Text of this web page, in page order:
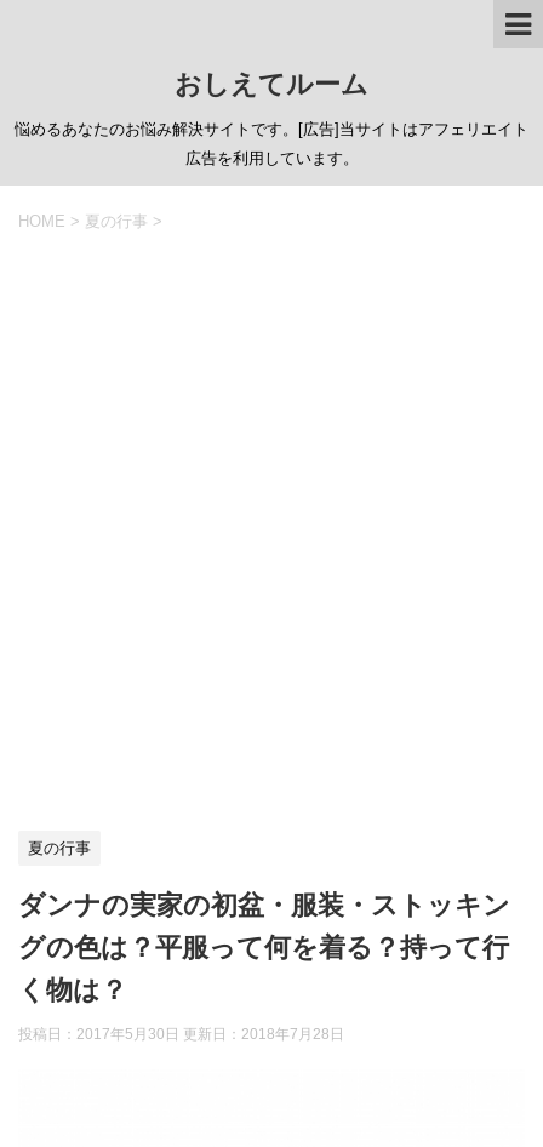
おしえてルーム
悩めるあなたのお悩み解決サイトです。[広告]当サイトはアフェリエイト
広告を利用しています。
HOME > 夏の行事 >
夏の行事
ダンナの実家の初盆・服装・ストッキン
グの色は？平服って何を着る？持って行
く物は？
投稿日：2017年5月30日 更新日： 2018年7月28日